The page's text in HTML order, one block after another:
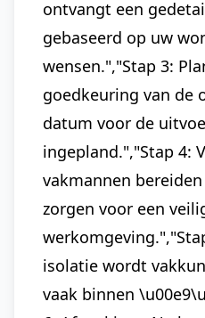
ontvangt een
gebaseerd op uw
wensen.","Stap 3:
goedkeuring van de
datum voor de
ingepland.","Stap 4:
vakmannen
zorgen voor een
isolatie wordt
vaak binnen